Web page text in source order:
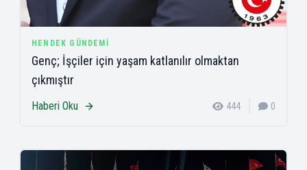
HENDEK GÜNDEMI
Genç; İşçiler için yaşam katlanılır olmaktan
çıkmıştır
Haberi Oku 444 0